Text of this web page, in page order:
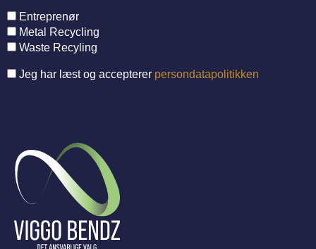
Entreprenør
Metal Recycling
Waste Recyling
Jeg har læst og accepterer persondatapolitikken